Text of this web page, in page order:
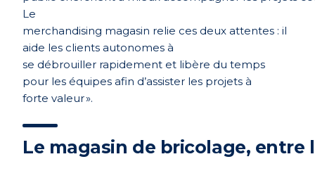
Le
merchandising magasin relie ces deux attentes : il
aide les clients autonomes à
se débrouiller rapidement et libère du temps
pour les équipes afin d’assister les projets à
forte valeur ».
Le magasin de bricolage,